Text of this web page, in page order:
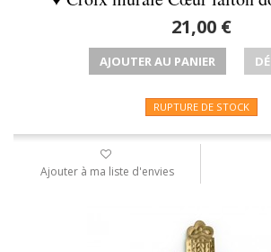
21,00 €
AJOUTER AU PANIER
RUPTURE DE STOCK
Ajouter à ma liste d'envies